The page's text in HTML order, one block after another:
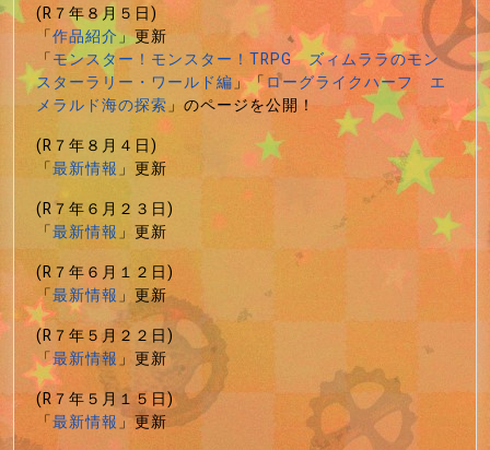
(R７年８月５日)
「作品紹介」更新
「モンスター！モンスター！TRPG ズィムララのモン
スターラリー・ワールド編」「ローグライクハーフ エ
メラルド海の探索」のページを公開！
(R７年８月４日)
「最新情報」更新
(R７年６月２３日)
「最新情報」更新
(R７年６月１２日)
「最新情報」更新
(R７年５月２２日)
「最新情報」更新
(R７年５月１５日)
「最新情報」更新